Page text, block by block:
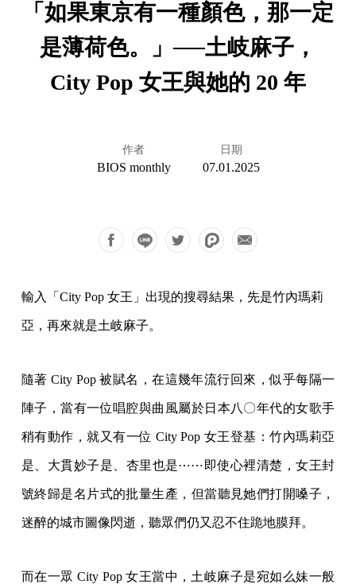
「如果東京有一種顏色，那一定
是薄荷色。」──土岐麻子，
City Pop 女王與她的 20 年
作者
BIOS monthly
日期
07.01.2025
輸入「City Pop 女王」出現的搜尋結果，先是竹內瑪莉
亞，再來就是土岐麻子。
隨著 City Pop 被賦名，在這幾年流行回來，似乎每隔一
陣子，當有一位唱腔與曲風屬於日本八〇年代的女歌手
稍有動作，就又有一位 City Pop 女王登基：竹內瑪莉亞
是、大貫妙子是、杏里也是⋯⋯即使心裡清楚，女王封
號終歸是名片式的批量生產，但當聽見她們打開嗓子，
迷醉的城市圖像閃逝，聽眾們仍又忍不住跪地膜拜。
而在一眾 City Pop 女王當中，土岐麻子是宛如么妹一般